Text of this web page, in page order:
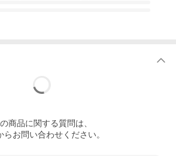
商品に関する質問は、
らお問い合わせください。